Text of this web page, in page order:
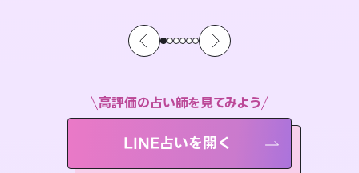
高評価の占い師を見てみよう
LINE占いを開く